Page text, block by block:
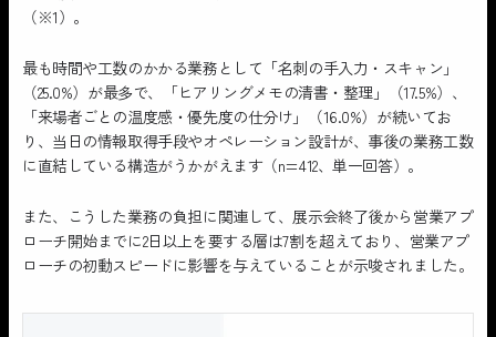
（※1）。
最も時間や工数のかかる業務として「名刺の手入力・スキャン」
（25.0%）が最多で、「ヒアリングメモの清書・整理」（17.5%）、
「来場者ごとの温度感・優先度の仕分け」（16.0%）が続いてお
り、当日の情報取得手段やオペレーション設計が、事後の業務工数
に直結している構造がうかがえます（n=412、単一回答）。
また、こうした業務の負担に関連して、展示会終了後から営業アプ
ローチ開始までに2日以上を要する層は7割を超えており、営業アプ
ローチの初動スピードに影響を与えていることが示唆されました。